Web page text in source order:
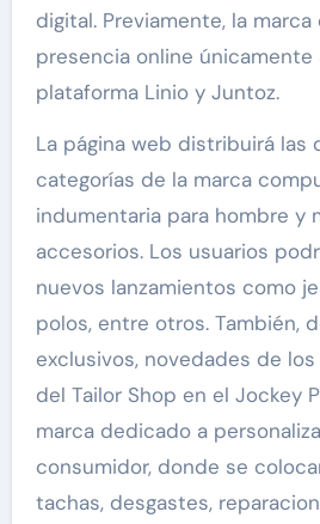
digital. Previamente, la
presencia online únicamente
plataforma Linio y Juntoz.
La página web distribuirá las
categorías de la marca
indumentaria para hombre y
accesorios. Los usuarios
nuevos lanzamientos como
polos, entre otros. También,
exclusivos, novedades de
del Tailor Shop en el Jockey
marca dedicado a
consumidor, donde se
tachas, desgastes,